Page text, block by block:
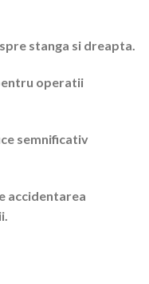
stanga si dreapta.
operatii
semnificativ
accidentarea